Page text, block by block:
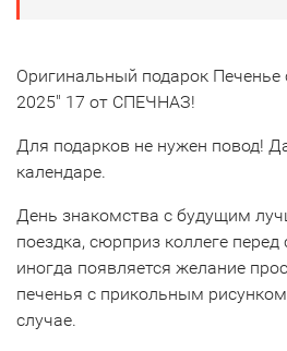
Оригинальный подарок Печенье
2025" 17 от СПЕЧНАЗ!
Для подарков не нужен повод!
календаре.
День знакомства с будущим
поездка, сюрприз коллеге
иногда появляется желание
печенья с прикольным
случае.